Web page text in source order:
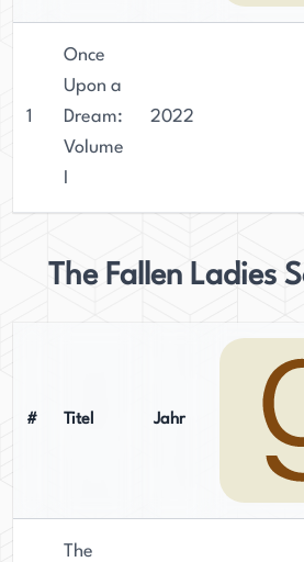
1
Once
Upon a
Dream:
Volume
2022
The Fallen Ladies
# Titel Jahr
The